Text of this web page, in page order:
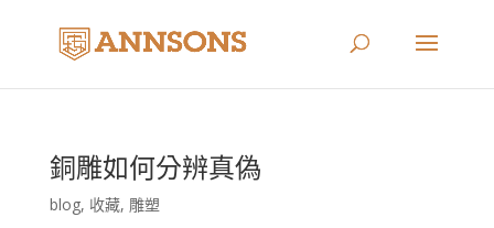
銅雕如何分辨真偽
blog, 收藏, 雕塑